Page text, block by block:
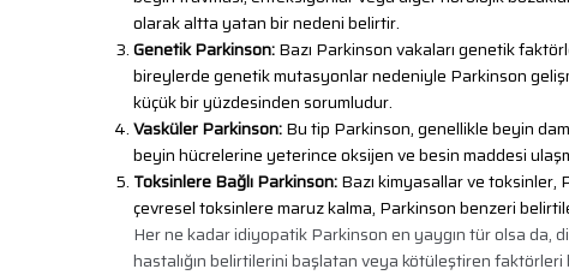
olarak altta yatan bir nedeni belirtir.
Genetik Parkinson:Bazı Parkinson vakaları genetik
bireylerde genetik mutasyonlar nedeniyle Parkinson
küçük bir yüzdesinden sorumludur.
Vasküler Parkinson:Bu tip Parkinson, genellikle beyin
beyin hücrelerine yeterince oksijen ve besin maddesi
Toksinlere Bağlı Parkinson:Bazı kimyasallar ve toksinler,
çevresel toksinlere maruz kalma, Parkinson benzeri
Her ne kadar idiyopatik Parkinson en yaygın tür olsa da,
hastalığın belirtilerini başlatan veya kötüleştiren faktörleri